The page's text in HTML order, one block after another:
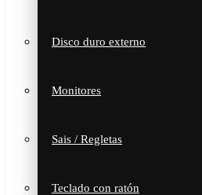
Disco duro externo
Monitores
Sais / Regletas
Teclado con ratón